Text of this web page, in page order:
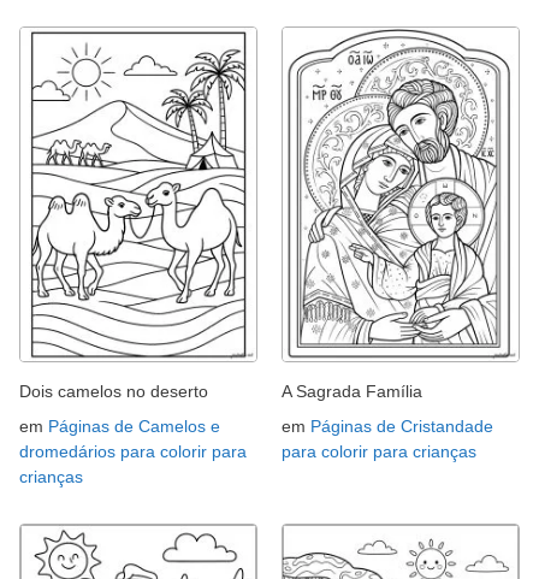
Dois camelos no deserto
em Páginas de Camelos e
dromedários para colorir para
crianças
A Sagrada Família
em Páginas de Cristandade
para colorir para crianças